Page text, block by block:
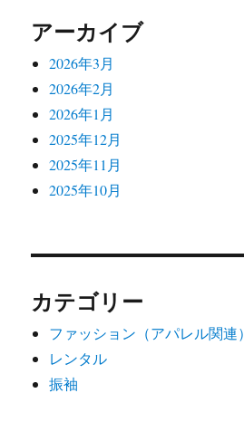
アーカイブ
2026年3月
2026年2月
2026年1月
2025年12月
2025年11月
2025年10月
カテゴリー
ファッション（アパレル関連）
レンタル
振袖